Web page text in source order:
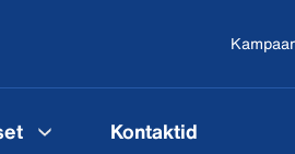
Kontaktid